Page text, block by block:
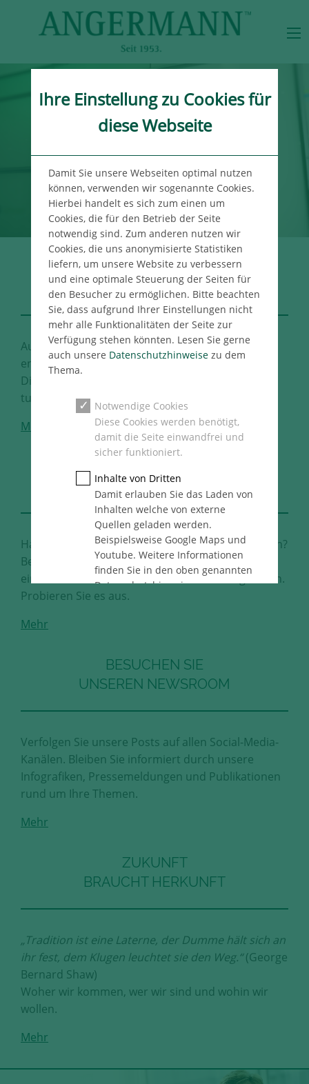
UNSER WISSEN
FÜR IHREN ERFOLG
Auf Sie kommt es für uns an. Treten Sie ein und
entdecken Sie unser vielfältiges
Dienstleitungsangebot. Was können wir für Sie
tun?
Mehr
YOUR BEST FUTURE
Haben Sie Lust, Ihre Ideen zu Projekten zu machen?
Bei uns haben Sie den Raum dafür. Ihnen steht
eine Vielzahl unterschiedlicher Karrierewege offen.
Probieren Sie es aus.
Mehr
BESUCHEN SIE
UNSEREN NEWSROOM
Verfolgen Sie unsere Posts auf allen Social-Media-
Kanälen. Bleiben Sie informiert durch unsere
Infografiken, Pressemeldungen und Publikationen
rund um Ihre Themen.
Mehr
ZUKUNFT
BRAUCHT HERKUNFT
„Tradition ist eine Laterne, der Dumme hält sich an
ihr fest, dem Klugen leuchtet sie den Weg.“(George
Bernard Shaw)
Woher wir kommen, wer wir sind und wohin wir
wollen.
Mehr
Ihre Einstellung zu Cookies für
diese Webseite
Damit Sie unsere Webseiten optimal nutzen
können, verwenden wir sogenannte Cookies.
Hierbei handelt es sich zum einen um
Cookies, die für den Betrieb der Seite
notwendig sind. Zum anderen nutzen wir
Cookies, die uns anonymisierte Statistiken
liefern, um unsere Website zu verbessern
und eine optimale Steuerung der Seiten für
den Besucher zu ermöglichen. Bitte beachten
Sie, dass aufgrund Ihrer Einstellungen nicht
mehr alle Funktionalitäten der Seite zur
Verfügung stehen könnten. Lesen Sie gerne
auch unsere Datenschutzhinweisezu dem
Thema.
Notwendige Cookies
Diese Cookies werden benötigt,
damit die Seite einwandfrei und
sicher funktioniert.
Inhalte von Dritten
Damit erlauben Sie das Laden von
Inhalten welche von externe
Quellen geladen werden.
Beispielsweise Google Maps und
Youtube. Weitere Informationen
finden Sie in den oben genannten
Datenschutzhinweise.
die Anzahl der Besucher auf den
Seiten, Ihren Weg durch unseren
Internetauftritt oder das Gerät, mit
wieder für unsere Besucher
optimieren.
Speichern und schließen
Mehr über die genutzten Cookies erfahren